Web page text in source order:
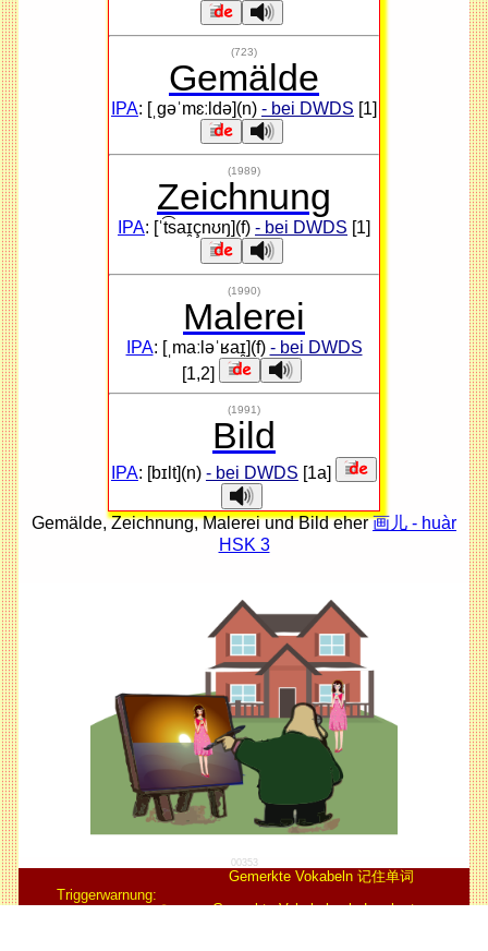
(723)
Gemälde
IPA: [ˌɡəˈmɛːldə](n) - bei DWDS [1]
(1989)
Zeichnung
IPA: [ˈt͡saɪ̯çnʊŋ](f) - bei DWDS [1]
(1990)
Malerei
IPA: [ˌmaːləˈʁaɪ̯](f) - bei DWDS
[1,2]
(1991)
Bild
IPA: [bɪlt](n) - bei DWDS [1a]
Gemälde, Zeichnung, Malerei und Bild eher画儿 - huàr
HSK 3
00353
Triggerwarnung:
Gemerkte Vokabeln 记住单词
Gemerkte Vokabeln als Lernkarten